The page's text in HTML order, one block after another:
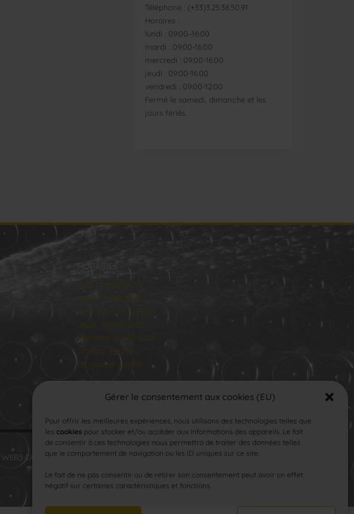
Gérer le consentement aux cookies (EU)
Pour offrir les meilleures expériences, nous utilisons des technologies telles que
les cookies pour stocker et/ou accéder aux informations des appareils. Le fait
de consentir à ces technologies nous permettra de traiter des données telles
que le comportement de navigation ou les ID uniques sur ce site.
Le fait de ne pas consentir ou de retirer son consentement peut avoir un effet
négatif sur certaines caractéristiques et fonctions.
Téléphone : (+33)3.25.38.50.91
Horaires :
lundi : 09:00–16:00
mardi : 09:00-16:00
mercredi : 09:00-16:00
jeudi : 09:00-16:00
vendredi : 09:00-12:00
Fermé le samedi, dimanche et les
jours fériés.
HORAIRES
lundi : 09:00–16:00
Mardi : 09:00-16:00
Mercredi : 09:00-16:00
Jeudi : 09:00-16:00
Vendredi : 09:00-12:00
Samedi : Fermé
Dimanche : Fermé
WEB3-DESIGN.